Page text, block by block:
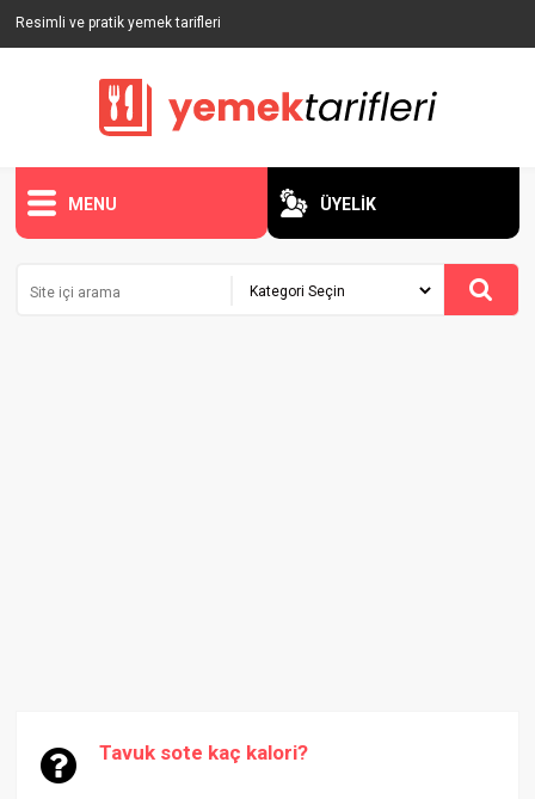
Resimli ve pratik yemek tarifleri
MENU ÜYELİK
Tavuk sote kaç kalori?